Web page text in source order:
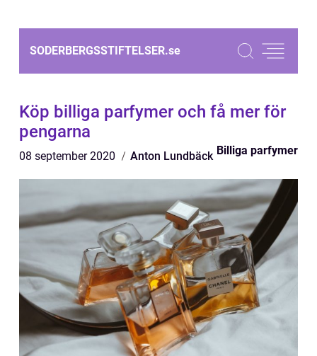
SODERBERGSSTIFTELSER.se
Köp billiga parfymer och få mer för
pengarna
08 september 2020 Anton Lundbäck Billiga parfymer